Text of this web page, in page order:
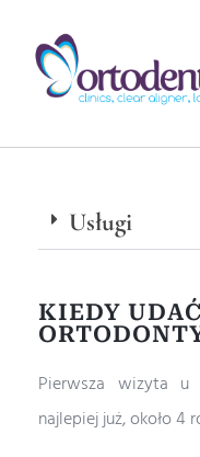
Ortodent
Usługi
KIEDY
Pierwsza wizyta
najlepiej już, około 4